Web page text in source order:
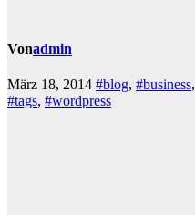
Vonadmin
März 18, 2014 #blog, #business,
#tags, #wordpress